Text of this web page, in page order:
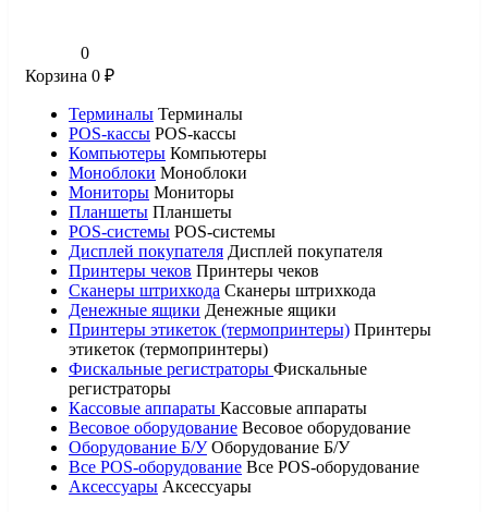
0
Корзина 0 ₽
Терминалы Терминалы
POS-кассы POS-кассы
Компьютеры Компьютеры
Моноблоки Моноблоки
Мониторы Мониторы
Планшеты Планшеты
POS-системы POS-системы
Дисплей покупателя Дисплей покупателя
Принтеры чеков Принтеры чеков
Сканеры штрихкода Сканеры штрихкода
Денежные ящики Денежные ящики
Принтеры этикеток (термопринтеры) Принтеры
этикеток (термопринтеры)
Фискальные регистраторы Фискальные
регистраторы
Кассовые аппараты Кассовые аппараты
Весовое оборудование Весовое оборудование
Оборудование Б/У Оборудование Б/У
Все POS-оборудование Все POS-оборудование
Аксессуары Аксессуары